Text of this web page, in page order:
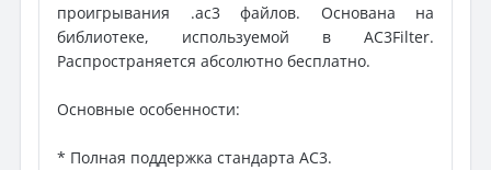
проигрывания .ac3 файлов. Основана на
библиотеке, используемой в AC3Filter.
Распространяется абсолютно бесплатно.
Основные особенности:
* Полная поддержка стандарта AC3.